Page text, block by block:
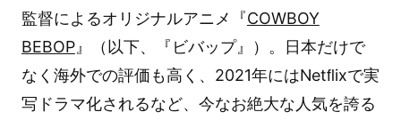
監督によるオリジナルアニメ『COWBOY
BEBOP』（以下、『ビバップ』）。日本だけで
なく海外での評価も高く、2021年にはNetﬂixで実
写ドラマ化されるなど、今なお絶大な人気を誇る